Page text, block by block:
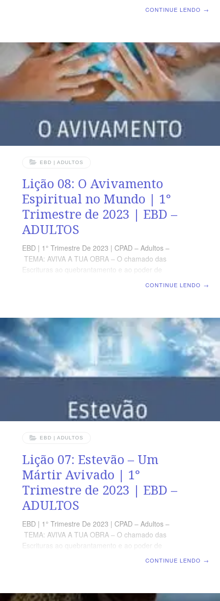
o Espírito Santo; e falavam línguas e profetizavam.” (At
19.5,6) VERDADE PRÁTICA Deus derramou o grande
avivamento pentecostal no Brasil. Ele pode avivar mais
uma vez o seu povo. LEITURA DIÁRIA Segunda – Atos
1.8 A missão
CONTINUE LENDO →
EBD | ADULTOS
Lição 08: O Avivamento
Espiritual no Mundo | 1°
Trimestre de 2023 | EBD –
ADULTOS
EBD | 1° Trimestre De 2023 | CPAD – Adultos –
TEMA: AVIVA A TUA OBRA – O chamado das
Escrituras ao quebrantamento e ao poder de
que se deviam passar a nado, ribeiro pelo qual não se
podia passar.” (Ez 47.5) VERDADE PRÁTICA Somente
por intermédio do movimento do Espírito Santo, o
mundo pode experimentar o verdadeiro avivamento
espiritual LEITURA DIÁRIA Segunda –
CONTINUE LENDO →
EBD | ADULTOS
Lição 07: Estevão – Um
Mártir Avivado | 1°
Trimestre de 2023 | EBD –
ADULTOS
EBD | 1° Trimestre De 2023 | CPAD – Adultos –
TEMA: AVIVA A TUA OBRA – O chamado das
Escrituras ao quebrantamento e ao poder de
CONTINUE LENDO →